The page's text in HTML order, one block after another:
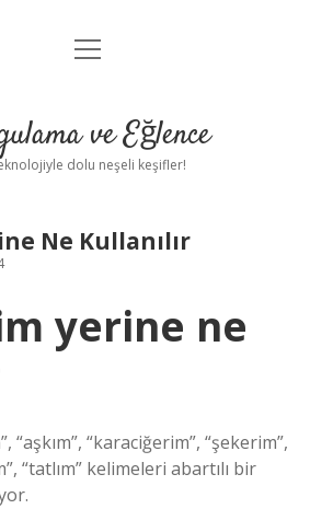
Anasayfa
Yasal Uyarı
menüyü
ve Eğlence
dolu neşeli keşifler!
Ne Kullanılır
yerine ne
“aşkım”, “karaciğerim”, “şekerim”,
“tatlım” kelimeleri abartılı bir